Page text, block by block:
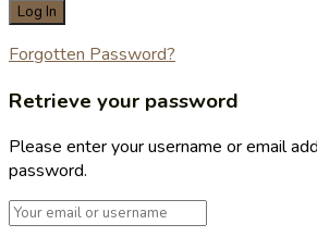
Forgotten Password?
Retrieve your password
Please enter your username or email
password.